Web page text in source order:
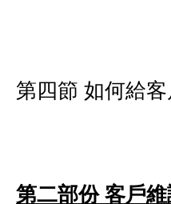
第四節 如何給
第二部份 客戶